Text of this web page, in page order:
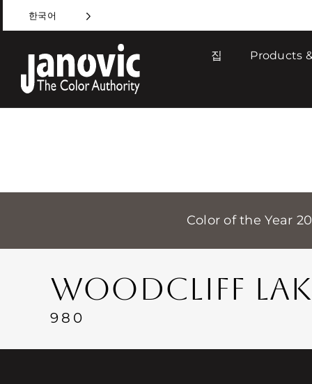
to
content
한국어
집 Products
Color of the Year
WOODCLIFF
980